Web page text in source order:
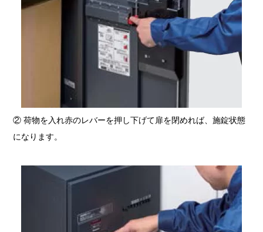
② 荷物を入れ赤のレバーを押し下げて扉を閉めれば、施錠状態
になります。